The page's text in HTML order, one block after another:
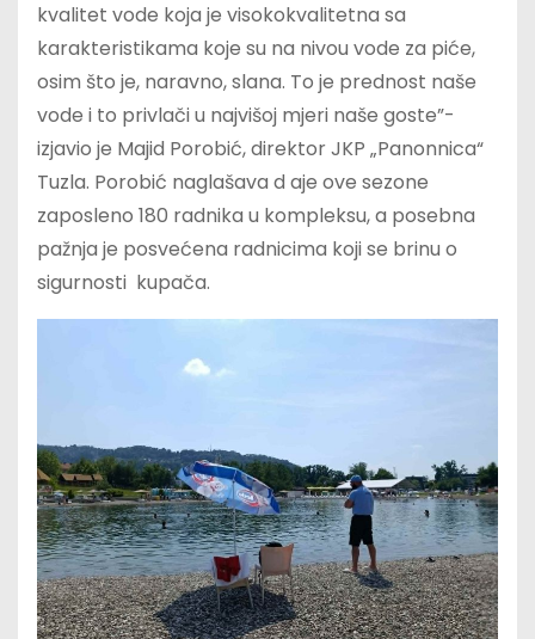
kvalitet vode koja je visokokvalitetna sa
karakteristikama koje su na nivou vode za piće,
osim što je, naravno, slana. To je prednost naše
vode i to privlači u najvišoj mjeri naše goste”-
izjavio je Majid Porobić, direktor JKP „Panonnica“
Tuzla. Porobić naglašava d aje ove sezone
zaposleno 180 radnika u kompleksu, a posebna
pažnja je posvećena radnicima koji se brinu o
sigurnosti kupača.